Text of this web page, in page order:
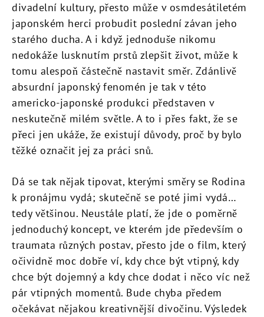
divadelní kultury, přesto může v osmdesátiletém
japonském herci probudit poslední závan jeho
starého ducha. A i když jednoduše nikomu
nedokáže lusknutím prstů zlepšit život, může k
tomu alespoň částečně nastavit směr. Zdánlivě
absurdní japonský fenomén je tak v této
americko-japonské produkci představen v
neskutečně milém světle. A to i přes fakt, že se
přeci jen ukáže, že existují důvody, proč by bylo
těžké označit jej za práci snů.
Dá se tak nějak tipovat, kterými směry se Rodina
k pronájmu vydá; skutečně se poté jimi vydá…
tedy většinou. Neustále platí, že jde o poměrně
jednoduchý koncept, ve kterém jde především o
traumata různých postav, přesto jde o film, který
očividně moc dobře ví, kdy chce být vtipný, kdy
chce být dojemný a kdy chce dodat i něco víc než
pár vtipných momentů. Bude chyba předem
očekávat nějakou kreativnější divočinu. Výsledek